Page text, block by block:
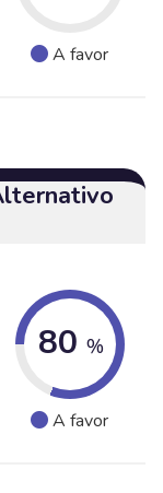
A favor
80 %
A favor